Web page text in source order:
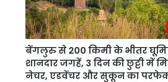
बेंगलुरु से 200 किमी के भीतर
शानदार जगहें, 3 दिन की छुट्टी में
नेचर, एडवेंचर और सुकून का